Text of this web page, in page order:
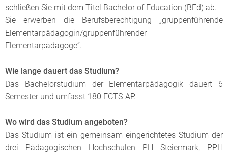
schließen Sie mit dem Titel Bachelor of Education (BEd) ab.
Sie erwerben die Berufsberechtigung „gruppenführende
Elementarpädagogin/gruppenführender
Elementarpädagoge“.
Wie lange dauert das Studium?
Das Bachelorstudium der Elementarpädagogik dauert 6
Semester und umfasst 180 ECTS-AP.
Wo wird das Studium angeboten?
Das Studium ist ein gemeinsam eingerichtetes Studium der
drei Pädagogischen Hochschulen PH Steiermark, PPH